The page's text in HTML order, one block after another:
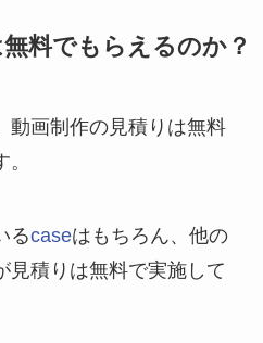
料でもらえるのか？
動画制作の見積りは無料
るcaseはもちろん、他の
見積りは無料で実施して